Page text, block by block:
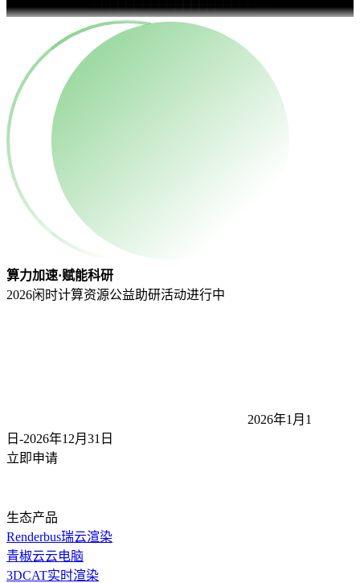
算力加速·赋能科研
2026闲时计算资源公益助研活动进行中
2026年1月1
日-2026年12月31 日
立即申请
生态产品
Renderbus瑞云渲染
青椒云云电脑
3DCAT实时渲染